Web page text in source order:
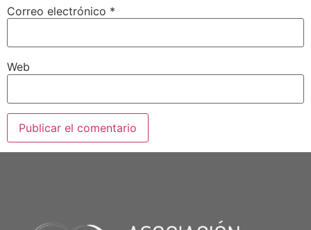
Correo electrónico *
Web